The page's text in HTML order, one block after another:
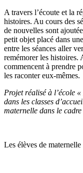
A travers l’écoute et la
histoires. Au cours des
de nouvelles sont
petit objet placé dans
entre les séances aller
remémorer les histoires.
commencent à prendre
les raconter eux-mêmes.
Projet réalisé à l’école
dans les classes
maternelle dans le
Les élèves de maternelle